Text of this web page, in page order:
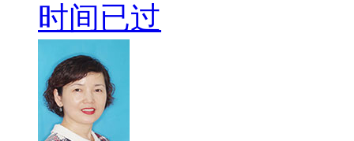
时间已过